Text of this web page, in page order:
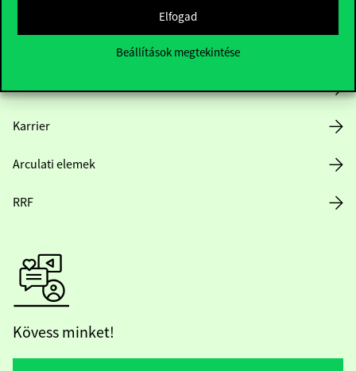
Elfogad
Beállítások megtekintése
Közérdekű adatok
Karrier
Arculati elemek
RRF
Kövess minket!